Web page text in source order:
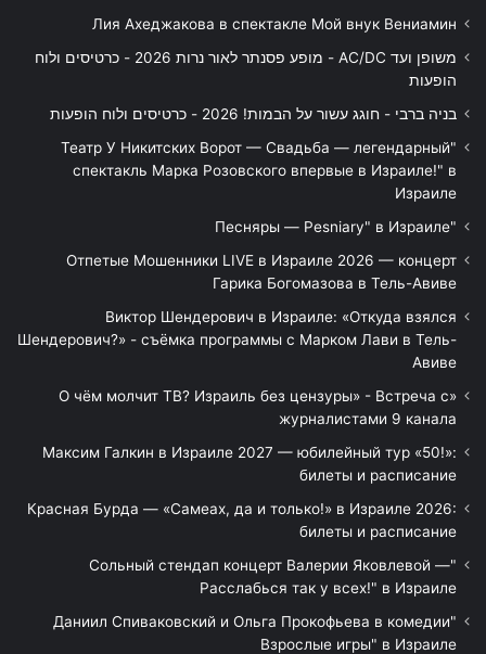
Лия Ахеджакова в спектакле Мой внук Вениамин
משופן ועד AC/DC - מופע פסנתר לאור נרות 2026 - כרטיסים ולוח
הופעות
בניה ברבי - חוגג עשור על הבמות! 2026 - כרטיסים ולוח הופעות
"Театр У Никитских Ворот — Свадьба — легендарный
спектакль Марка Розовского впервые в Израиле!" в
Израиле
"Песняры — Pesniary" в Израиле
Отпетые Мошенники LIVE в Израиле 2026 — концерт
Гарика Богомазова в Тель-Авиве
Виктор Шендерович в Израиле: «Откуда взялся
Шендерович?» - съёмка программы с Марком Лави в Тель-
Авиве
«О чём молчит ТВ? Израиль без цензуры» - Встреча с
журналистами 9 канала
Максим Галкин в Израиле 2027 — юбилейный тур «50!»:
билеты и расписание
Красная Бурда — «Самеах, да и только!» в Израиле 2026:
билеты и расписание
"Сольный стендап концерт Валерии Яковлевой —
Расслабься так у всех!" в Израиле
"Даниил Спиваковский и Ольга Прокофьева в комедии
Взрослые игры" в Израиле